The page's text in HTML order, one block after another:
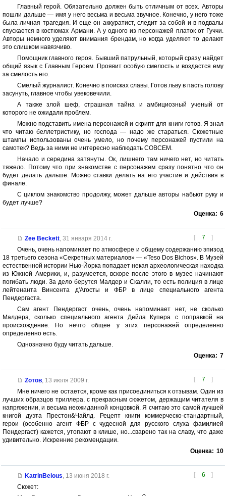
Главный герой. Обязательно должен быть отличным от всех. Авторы
пошли дальше — имя у него весьма и весьма звучное. Конечно, у него тоже
была личная трагедия. И еще он аккуратист, следит за собой и в подвалы
спускается в костюмах Армани. А у одного из персонажей платок от Гуччи.
Авторы немного уделяют внимания брендам, но когда уделяют то делают
это слишком навязчиво.
Помощник главного героя. Бывший патрульный, который сразу найдет
общий язык с Главным Героем. Проявит особую смелость и воздастся ему
за смелость его.
Смелый журналист. Конечно в поисках славы. Готов льву в пасть голову
засунуть, главное чтобы увековечили.
А также злой шеф, страшная тайна и амбициозный ученый от
которого не ожидали проблем.
Можно подставить имена персонажей и скрипт для книги готов. Я знал
что читаю беллетристику, но господа — надо же стараться. Сюжетные
штампы использованы очень умело, но почему персонажей пустили на
самотек? Ведь за ними не интересно наблюдать СОВСЕМ.
Начало и середина затянуты. Ок, лишнего там ничего нет, но читать
тяжело. Потому что при знакомстве с персонажем сразу понятно что он
будет делать дальше. Можно ставки делать на его участие и действия в
финале.
С циклом знакомство продолжу, может дальше авторы набьют руку и
будет лучше?
Оценка: 6
[ 7 ]
Zee Beckett, 31 января 2014 г.
Очень, очень напоминает по атмосфере и общему содержанию эпизод
18 третьего сезона «Секретных материалов» — «Teso Dos Bichos». В Музей
естественной истории Нью-Йорка попадает некая археологическая находка
из Южной Америки, и, разумеется, вскоре после этого в музее начинают
погибать люди. За дело берутся Малдер и Скалли, то есть полиция в лице
лейтенанта Винсента д'Агосты и ФБР в лице специального агента
Пендергаста.
Сам агент Пендергаст очень, очень напоминает нет, не сколько
Малдера, сколько специального агента Дейла Купера с поправкой на
происхождение. Но нечто общее у этих персонажей определенно
определенно есть.
Однозначно буду читать дальше.
Оценка: 7
[ 7 ]
Zотов, 13 июля 2009 г.
Мне ничего не остается, кроме как присоединиться к отзывам. Один из
лучших образцов триллера, с прекрасным сюжетом, держащим читателя в
напряжении, и весьма неожиданной концовкой. Я считаю это самой лучшей
книгой дуэта Престон&Чайлд. Рецепт книги коммерческо-стандартный,
герои (особенно агент ФБР с чудесной для русского слуха фамилией
Пендергаст) кажется, утопают в клише, но...сварено так на славу, что даже
удивительно. Искренние рекомендации.
Оценка: 10
[ 6 ]
KatrinBelous, 13 июня 2018 г.
Сюжет: